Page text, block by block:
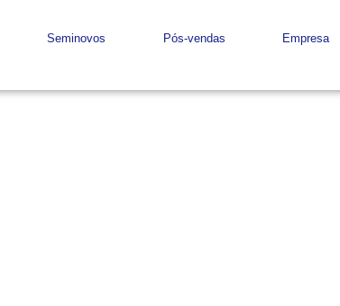
Seminovos Pós-vendas Empresa